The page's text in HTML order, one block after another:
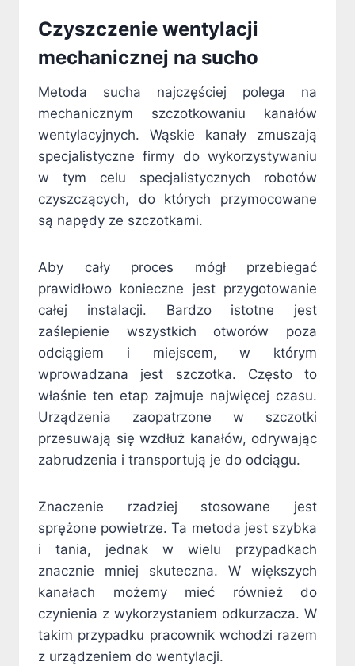
Czyszczenie wentylacji
mechanicznej na sucho
Metoda sucha najczęściej polega na
mechanicznym szczotkowaniu kanałów
wentylacyjnych. Wąskie kanały zmuszają
specjalistyczne firmy do wykorzystywaniu
w tym celu specjalistycznych robotów
czyszczących, do których przymocowane
są napędy ze szczotkami.
Aby cały proces mógł przebiegać
prawidłowo konieczne jest przygotowanie
całej instalacji. Bardzo istotne jest
zaślepienie wszystkich otworów poza
odciągiem i miejscem, w którym
wprowadzana jest szczotka. Często to
właśnie ten etap zajmuje najwięcej czasu.
Urządzenia zaopatrzone w szczotki
przesuwają się wzdłuż kanałów, odrywając
zabrudzenia i transportują je do odciągu.
Znaczenie rzadziej stosowane jest
sprężone powietrze. Ta metoda jest szybka
i tania, jednak w wielu przypadkach
znacznie mniej skuteczna. W większych
kanałach możemy mieć również do
czynienia z wykorzystaniem odkurzacza. W
takim przypadku pracownik wchodzi razem
z urządzeniem do wentylacji.